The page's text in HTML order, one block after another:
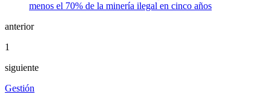
anterior
1
siguiente
Gestión